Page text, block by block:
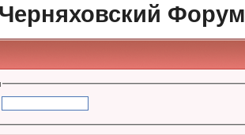
Форум